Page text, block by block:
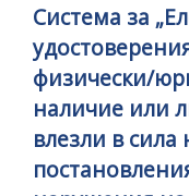
Система за
физически/
наличие или
влезли в сила